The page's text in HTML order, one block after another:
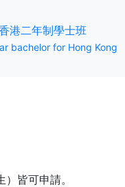
港二年制學士班(current)
bachelor for Hong Kong
皆可申請。